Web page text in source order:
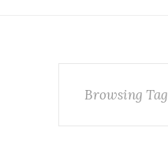
Browsing Tag